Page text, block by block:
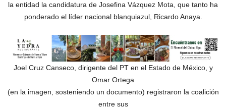
la entidad la candidatura de Josefina Vázquez Mota, que tanto ha
ponderado el líder nacional blanquiazul, Ricardo Anaya.
Joel Cruz Canseco, dirigente del PT en el Estado de México, y
Omar Ortega
(en la imagen, sosteniendo un documento) registraron la coalición
entre sus